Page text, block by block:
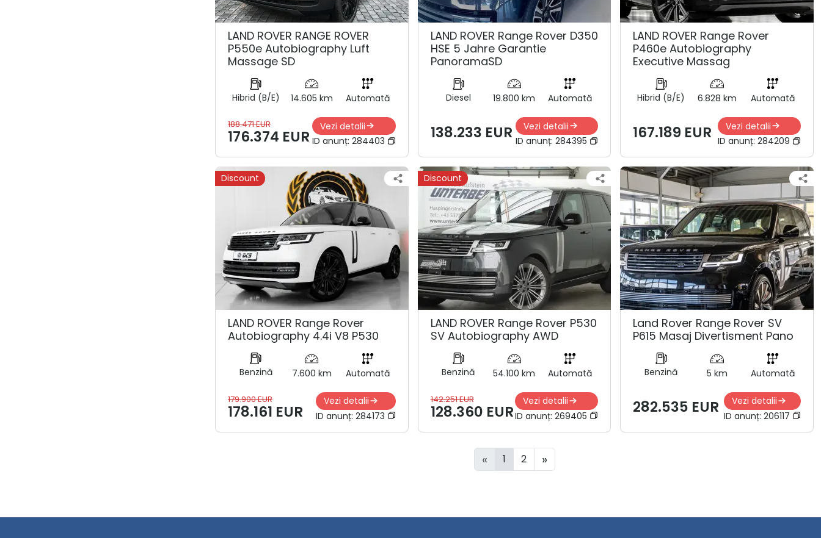
LAND ROVER RANGE ROVER
P550e Autobiography Luft
Massage SD
Hibrid (B/E) 14.605 km Automată
188.471 EUR
176.374 EUR
Vezi detalii
ID anunț: 284403
LAND ROVER Range Rover D350
HSE 5 Jahre Garantie
PanoramaSD
Diesel 19.800 km Automată
138.233 EUR
Vezi detalii
ID anunț:284395
LAND ROVER Range Rover
P460e Autobiography
Executive Massag
Hibrid (B/E) 6.828 km Automată
167.189 EUR
Vezi detalii
ID anunț: 284209
Discount
LAND ROVER Range Rover
Autobiography 4.4i V8 P530
Benzină 7.600 km Automată
179.900 EUR
178.161 EUR
Vezi detalii
ID anunț: 284173
Discount
LAND ROVER Range Rover P530
SV Autobiography AWD
Benzină 54.100 km Automată
142.251 EUR
128.360 EUR
Vezi detalii
ID anunț:269405
Land Rover Range Rover SV
P615 Masaj Divertisment Pano
Benzină 5 km Automată
282.535 EUR
Vezi detalii
ID anunț: 206117
« 1 2 »